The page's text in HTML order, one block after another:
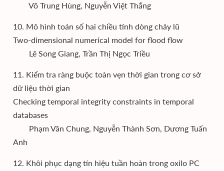
Võ Trung Hùng, Nguyễn Việt Thắng
10. Mô hình toán số hai chiều tính dòng chảy lũ
Two-dimensional numerical model for flood flow
Lê Song Giang, Trần Thị Ngọc Triều
11. Kiểm tra ràng buộc toàn vẹn thời gian trong cơ sở
dữ liệu thời gian
Checking temporal integrity constraints in temporal
databases
Phạm Văn Chung, Nguyễn Thành Sơn, Dương Tuấn
Anh
12. Khôi phục dạng tín hiệu tuần hoàn trong oxilo PC